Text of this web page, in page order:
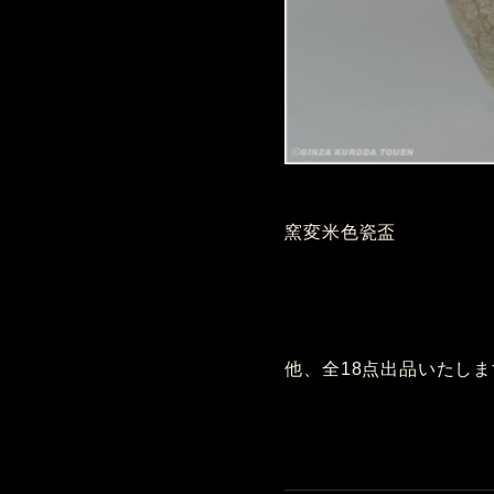
窯変米色瓷盃
他、全18点出品いたし